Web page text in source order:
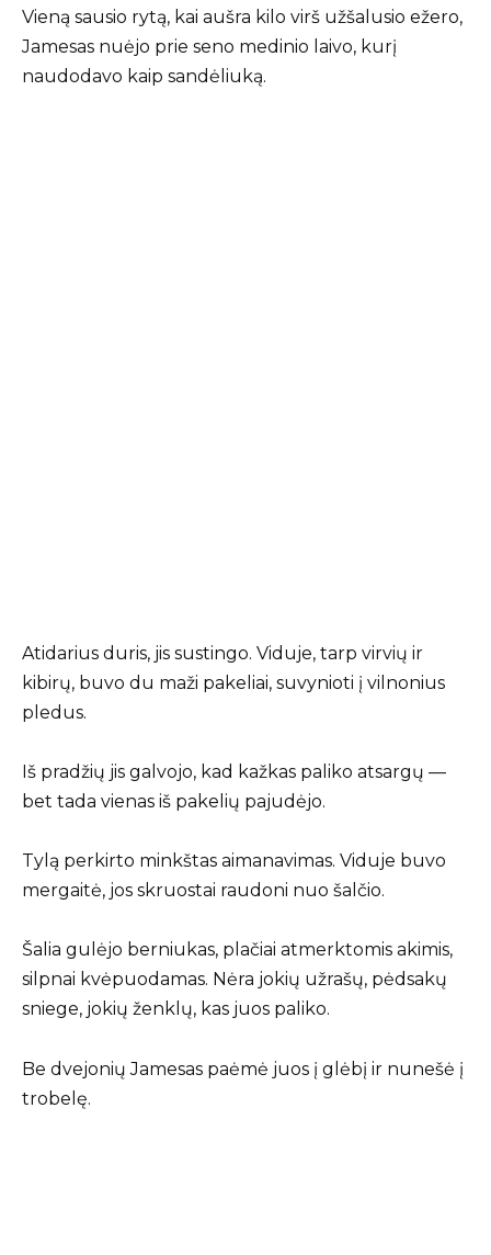
Vieną sausio rytą, kai aušra kilo virš užšalusio ežero,
Jamesas nuėjo prie seno medinio laivo, kurį
naudodavo kaip sandėliuką.
Atidarius duris, jis sustingo. Viduje, tarp virvių ir
kibirų, buvo du maži pakeliai, suvynioti į vilnonius
pledus.
Iš pradžių jis galvojo, kad kažkas paliko atsargų —
bet tada vienas iš pakelių pajudėjo.
Tylą perkirto minkštas aimanavimas. Viduje buvo
mergaitė, jos skruostai raudoni nuo šalčio.
Šalia gulėjo berniukas, plačiai atmerktomis akimis,
silpnai kvėpuodamas. Nėra jokių užrašų, pėdsakų
sniege, jokių ženklų, kas juos paliko.
Be dvejonių Jamesas paėmė juos į glėbį ir nunešė į
trobelę.